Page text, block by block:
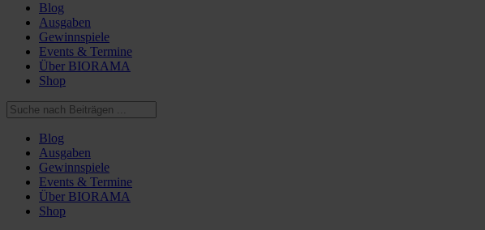
Blog
Ausgaben
Gewinnspiele
Events & Termine
Über BIORAMA
Shop
Blog
Ausgaben
Gewinnspiele
Events & Termine
Über BIORAMA
Shop